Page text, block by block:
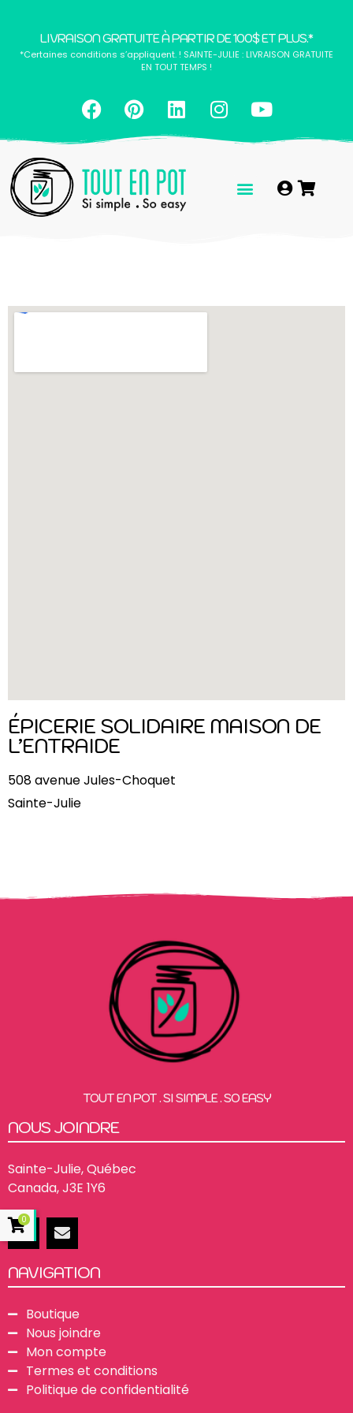
0
LIVRAISON GRATUITE À PARTIR DE 100$ ET PLUS.*
*Certaines conditions s’appliquent. ! SAINTE-JULIE : LIVRAISON GRATUITE
EN TOUT TEMPS !
ÉPICERIE SOLIDAIRE MAISON DE
L’ENTRAIDE
508 avenue Jules-Choquet
Sainte-Julie
TOUT EN POT . SI SIMPLE . SO EASY
NOUS JOINDRE
Sainte-Julie, Québec
Canada, J3E 1Y6
NAVIGATION
Boutique
Nous joindre
Mon compte
Termes et conditions
Politique de confidentialité